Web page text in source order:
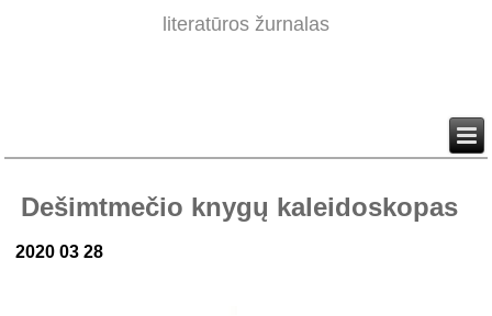
literatūros žurnalas
Dešimtmečio knygų kaleidoskopas
2020 03 28